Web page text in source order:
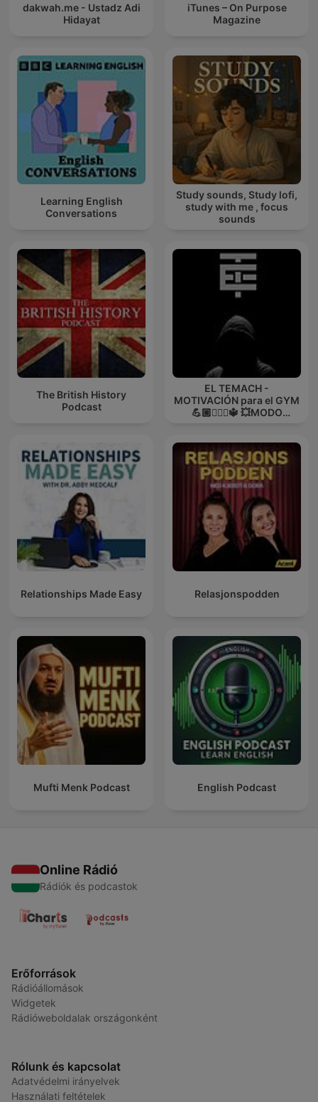
dakwah.me - Ustadz Adi
Hidayat
iTunes – On Purpose
Magazine
Learning English
Conversations
Study sounds, Study lofi,
study with me , focus
sounds
The British History
Podcast
EL TEMACH -
MOTIVACIÓN para el GYM
💪🏼🏋🏻‍♀🔱 💥MODO
Relationships Made Easy Relasjonspodden
Mufti Menk Podcast English Podcast
Online Rádió
Rádiók és podcastok
Erőforrások
Rádióállomások
Widgetek
Rádióweboldalak országonként
Rólunk és kapcsolat
Adatvédelmi irányelvek
Használati feltételek